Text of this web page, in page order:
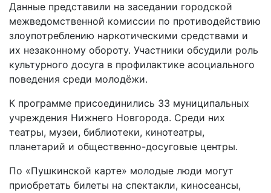
Данные представили на заседании городской
межведомственной комиссии по противодействию
злоупотреблению наркотическими средствами и
их незаконному обороту. Участники обсудили роль
культурного досуга в профилактике асоциального
поведения среди молодёжи.
К программе присоединились 33 муниципальных
учреждения Нижнего Новгорода. Среди них
театры, музеи, библиотеки, кинотеатры,
планетарий и общественно-досуговые центры.
По «Пушкинской карте» молодые люди могут
приобретать билеты на спектакли, киносеансы,